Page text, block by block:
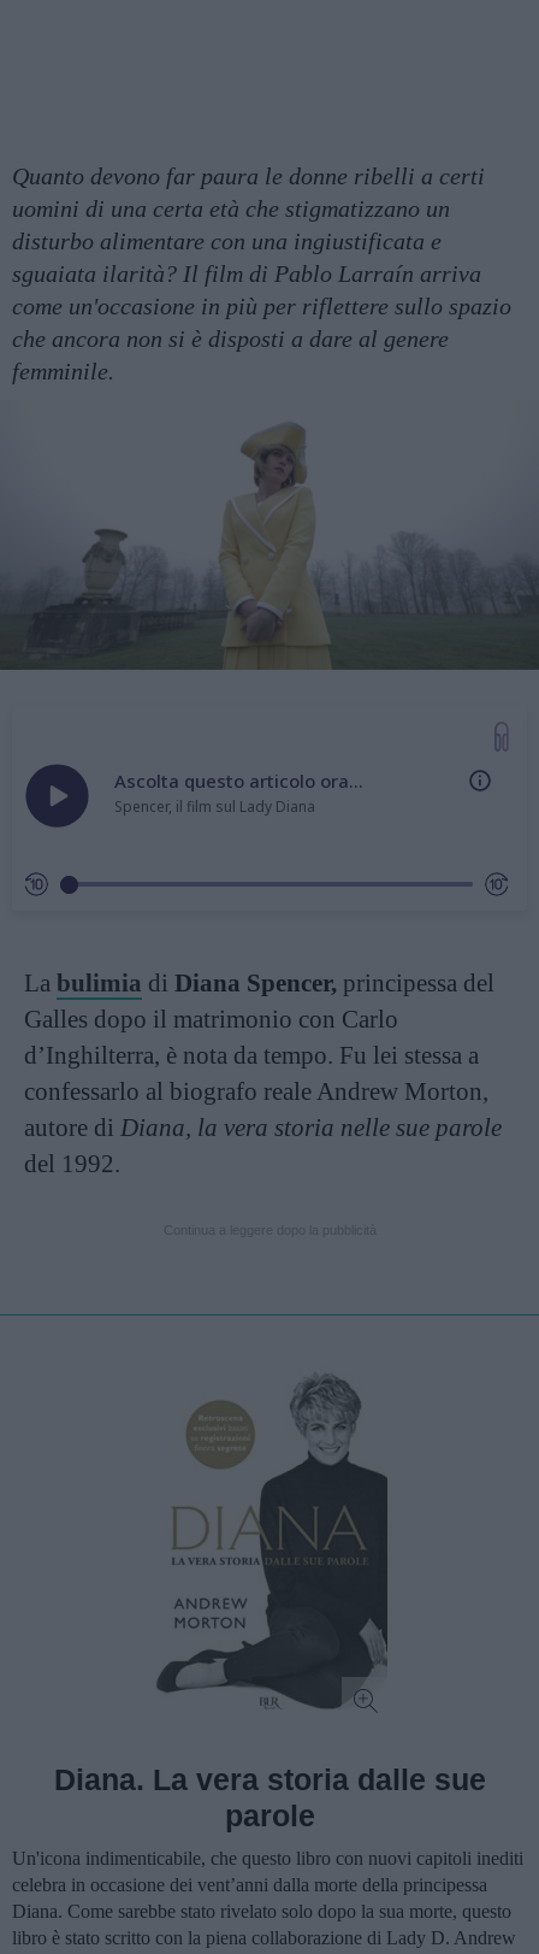
Quanto devono far paura le donne ribelli a certi
uomini di una certa età che stigmatizzano un
disturbo alimentare con una ingiustificata e
sguaiata ilarità? Il film di Pablo Larraín arriva
come un'occasione in più per riflettere sullo spazio
che ancora non si è disposti a dare al genere
femminile.
Ascolta questo articolo ora...
Spencer, il film sul Lady Diana
La bulimia di Diana Spencer, principessa del
Galles dopo il matrimonio con Carlo
d’Inghilterra, è nota da tempo. Fu lei stessa a
confessarlo al biografo reale Andrew Morton,
autore di Diana, la vera storia nelle sue parole
del 1992.
Diana. La vera storia dalle sue
parole
Un'icona indimenticabile, che questo libro con nuovi capitoli inediti
celebra in occasione dei vent’anni dalla morte della principessa
Diana. Come sarebbe stato rivelato solo dopo la sua morte, questo
libro è stato scritto con la piena collaborazione di Lady D. Andrew